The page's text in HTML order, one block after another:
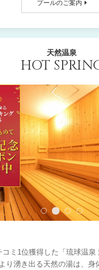
プールのご案内
天然温泉
HOT
ミ1位獲得した「琉球温泉
り湧き出る天然の湯は、身